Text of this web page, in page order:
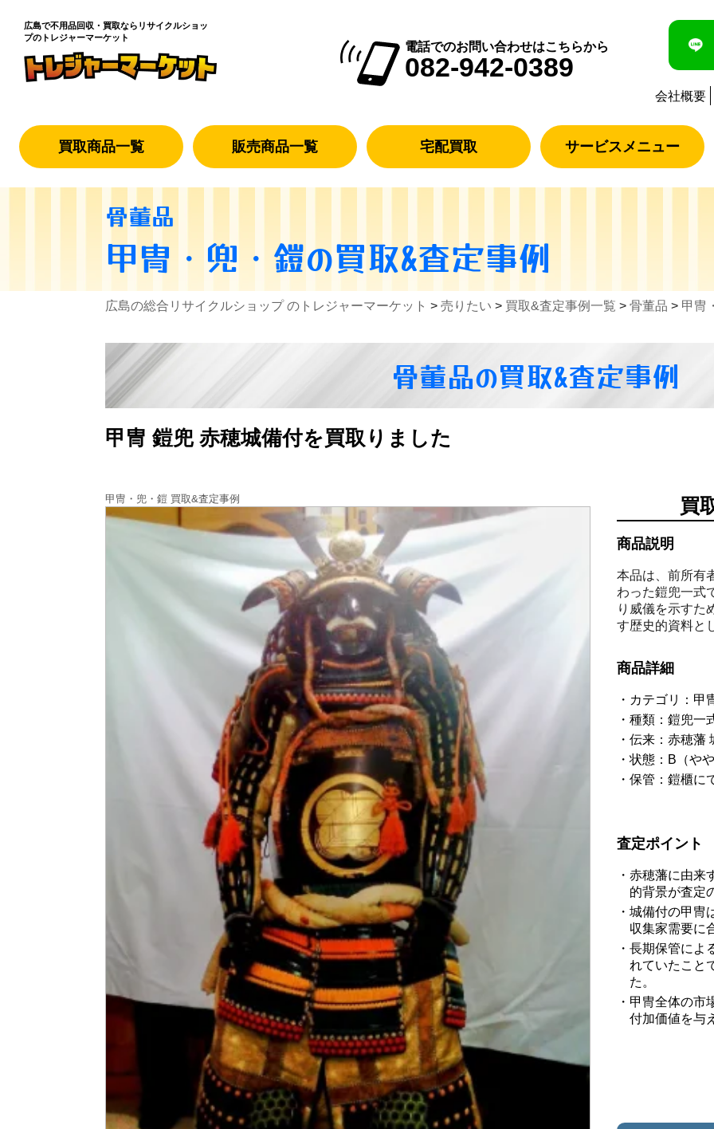
広島で不用品回収・買取なら リサイクルショッ
プのトレジャーマーケット
電話でのお問い合わせはこちらから
082-942-0389
会社概要
買取商品一覧 販売商品一覧 宅配買取 サービスメニュー
骨董品
甲冑・兜・鎧の買取&査定事例
広島の総合リサイクルショップ のトレジャーマーケット > 売りたい > 買取&査定事例一覧 > 骨董品 > 甲冑
骨董品の買取&査定事例
甲冑 鎧兜 赤穂城備付を買取りました
買
商品説明
本品は、前所有
わった鎧兜一式
り威儀を示すた
す歴史的資料と
商品詳細
カテゴリ：甲
種類：鎧兜一
伝来：赤穂藩
状態：B（や
保管：鎧櫃に
査定ポイント
赤穂藩に由来
的背景が査定
城備付の甲冑
収集家需要に
長期保管によ
れていたこと
た。
甲冑全体の市
付加価値を与
甲冑・兜・鎧 買取&査定事例